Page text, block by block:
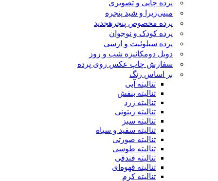
پرده چاپی و تصویری
مینی‌زبرا و شید پنجره
پرده مخصوص پنجره جدید
پرده کودک و نوجوان
پرده سیلوئیت و ارسی
دوبل دومکانیزه شب و روز
سفارش چاپ عکس روی پرده
بر اساس رنگ
تنالیته آبی
تنالیته بنفش
تنالیته زرد
تنالیته زیتونی
تنالیته سبز
تنالیته سفید و سیاه
تنالیته صورتی
تنالیته طوسی
تنالیته فندقی
تنالیته قهوه‌ای
تنالیته کرم